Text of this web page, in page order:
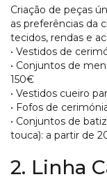
Criação de peças
as preferências da
tecidos, rendas e
• Vestidos de
• Conjuntos de
150€
• Vestidos cueiro
• Fofos de
• Conjuntos de
touca): a partir de
2. Linha